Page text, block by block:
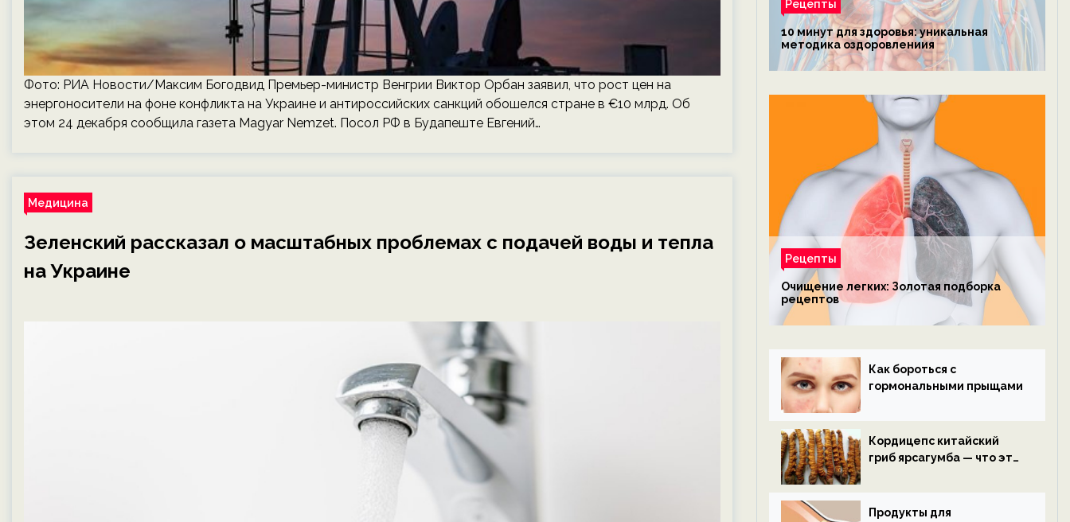
Фото: РИА Новости/Максим Богодвид Премьер-министр Венгрии Виктор Орбан заявил, что рост цен на
энергоносители на фоне конфликта на Украине и антироссийских санкций обошелся стране в €10 млрд. Об
этом 24 декабря сообщила газета Magyar Nemzet. Посол РФ в Будапеште Евгений…
Медицина
Зеленский рассказал о масштабных проблемах с подачей воды и тепла
на Украине
Рецепты
10 минут для здоровья: уникальная
методика оздоровлениия
Рецепты
Очищение легких: Золотая подборка
рецептов
Как бороться с
гормональными прыщами
Кордицепс китайский
гриб ярсагумба — что это
Продукты для